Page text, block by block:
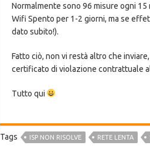
Normalmente sono 96 misure ogni
Wifi Spento per 1-2 giorni, ma se
dato subito!).
Fatto ciò, non vi restà altro che
certificato di violazione contrattuale
Tutto qui
Tags ISP NON RISOLVE RETE LENTA